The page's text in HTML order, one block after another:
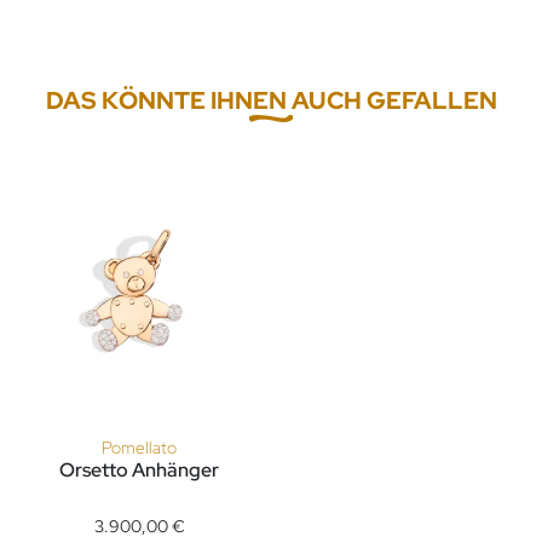
DAS KÖNNTE IHNEN AUCH GEFALLEN
Pomellato
Orsetto Anhänger
3.900,00 €